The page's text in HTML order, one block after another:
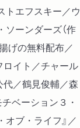
トエフスキー／ウ
ソーンダーズ（作
げの無料配布／
イト／チャール
／鶴見俊輔／森
ベーション３・
オブ・ライフ』／